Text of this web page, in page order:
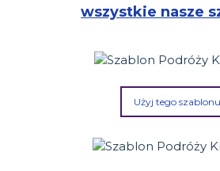
wszystkie nasze
Użyj tego szablonu